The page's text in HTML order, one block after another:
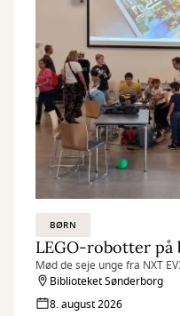
BØRN
LEGO-robotter på
Mød de seje unge fra NXT
Biblioteket Sønderborg
8. august 2026